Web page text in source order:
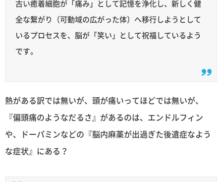
古い癒着細胞が「痛み」として記憶を浄化し、新しく健
全な繋がり（可動域の広がった体）へ移行しようとして
いるプロセスを、脳が「笑い」として祝福しているよう
です。
熱がある訳では無いが、頭が痛いってほどでは無いが、
『偏頭痛のようなだるさ』があるのは、エンドルフィン
や、ドーパミンなどの『脳内麻薬が出過ぎた後遺症なよう
な症状』にある？